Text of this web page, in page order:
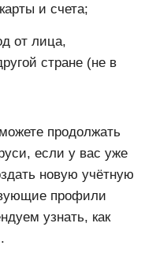
и счета;
от лица,
стране (не в
продолжать
если у вас уже
новую учётную
профили
узнать, как